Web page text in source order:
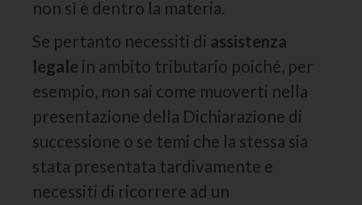
non sì è dentro la materia.
Se pertanto necessiti di assistenza
legale in ambito tributario poiché, per
esempio, non sai come muoverti nella
presentazione della Dichiarazione di
successione o se temi che la stessa sia
stata presentata tardivamente e
necessiti di ricorrere ad un